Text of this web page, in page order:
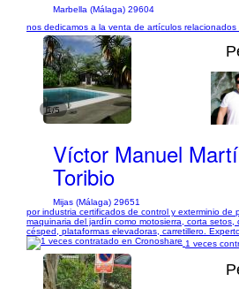
Marbella (Málaga) 29604
nos dedicamos a la venta de artículos relacionados
1/5
Víctor Manuel
Toribio
Mijas (Málaga) 29651
por industria certificados de control y exterminio de
maquinaria del jardín como motosierra, corta setos,
césped, plataformas elevadoras, carretillero.
1 veces